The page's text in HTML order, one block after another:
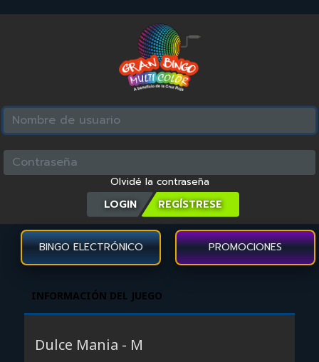
Olvidé la contraseña
LOGIN
BINGO ELECTRÓNICO PROMOCIONES
INFORMACIÓN DEL JUEGO
Dulce Mania - M